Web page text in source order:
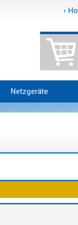
›
Netzgeräte